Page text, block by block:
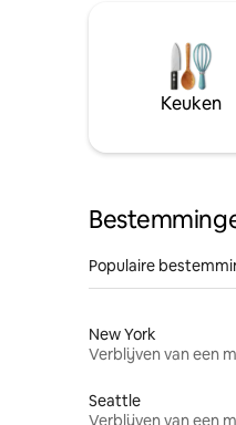
Keuken
Populaire
New York
Verblijven van een
Seattle
Verblijven van een